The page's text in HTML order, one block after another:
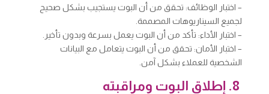
– اختبار الوظائف: تحقق من أن البوت يستجيب بشكل صحيح
لجميع السيناريوهات المصممة.
– اختبار الأداء: تأكد من أن البوت يعمل بسرعة وبدون تأخير.
– اختبار الأمان: تحقق من أن البوت يتعامل مع البيانات
الشخصية للعملاء بشكل آمن.